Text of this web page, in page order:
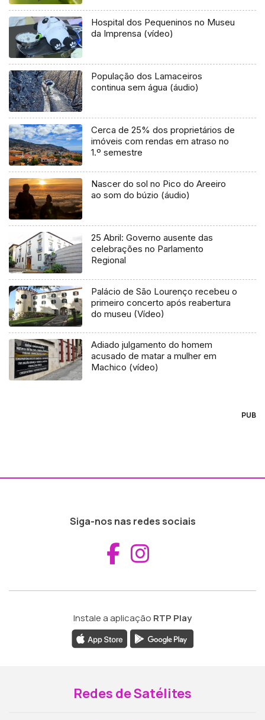
Hospital dos Pequeninos no Museu
da Imprensa (vídeo)
População dos Lamaceiros
continua sem água (áudio)
Cerca de 25% dos proprietários de
imóveis com rendas em atraso no
1.º semestre
Nascer do sol no Pico do Areeiro
ao som do búzio (áudio)
25 Abril: Governo ausente das
celebrações no Parlamento
Regional
Palácio de São Lourenço recebeu o
primeiro concerto após reabertura
do museu (Vídeo)
Adiado julgamento do homem
acusado de matar a mulher em
Machico (vídeo)
PUB
Siga-nos nas redes sociais
Aceder ao
Instale a aplicação RTP Play
Redes de Satélites